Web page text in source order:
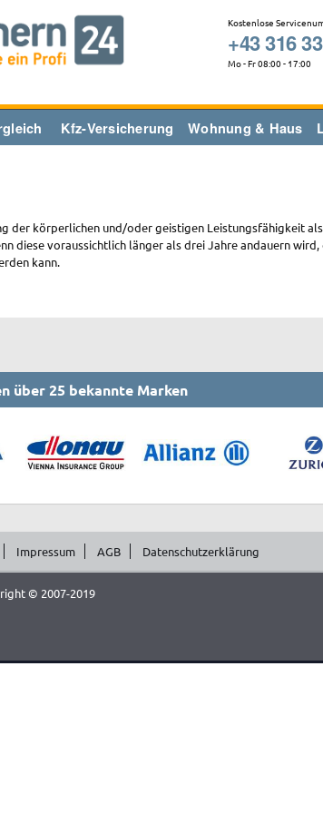
Kostenlose
+43 316
Mo - Fr 08:00 - 17:00
Kfz-Versicherung Wohnung & Haus
der körperlichen und/oder geistigen Leistungsfähigkeit
diese voraussichtlich länger als drei Jahre andauern wird,
kann.
über 25 bekannte Marken
Impressum AGB Datenschutzerklärung
© 2007-2019